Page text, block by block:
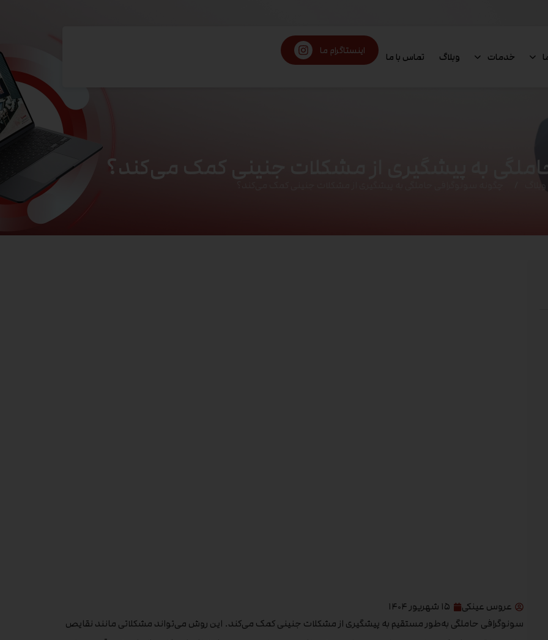
خدمات وبلاگ تماس با ما
اینستاگرام ما
به پیشگیری از مشکلات جنینی کمک می‌کند؟
عروس عینکی
۱۵ شهریور ۱۴۰۴
سونوگرافی حاملگی به‌طور مستقیم به پیشگیری از مشکلات جنینی کمک می‌کند. این روش می‌تواند مشکلاتی مانند نقایص